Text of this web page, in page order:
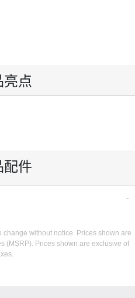
亮点
配件
without notice. Prices shown are
(MSRP). Prices shown are exclusive of